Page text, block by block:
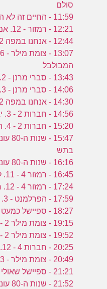
סולם
11:59 - החיים זה לא הכל 9 - 18. זה שיר פרידה
12:21 - רמזור - 12. אמא מחליפה
12:44 - אנחנו במפה 2 - 11. כדור עף
המבולבל
13:43 - סברי מרנן - 2. טעות ענקית
14:06 - סברי מרנן - 3. איציק השמח
14:30 - אנחנו במפה 2 - 12. כבוד הרב
14:56 - חברות 2 - 3. יאיר והחתיכים
15:20 - חברות 2 - 4. המגד של אבא
בתש
16:16 - שנות ה-80 עונה 3 - 2. תצא בחוץ
16:45 - רמזור 4 - 11. לקנות דירה
17:24 - רמזור 4 - 12. חפר מוציא תואר
17:59 - הפרלמנט - 3. טיול שורשים
18:27 - ספיישל כמעט שבת שלום
19:15 - צומת מילר 2 - 9. זיכרון בסלון
19:52 - צומת מילר 2 - 10. המורה מהדאנג'ן
20:25 - חברות 4 - 12. שברי את הטלוויזיה
20:49 - צומת מילר - 3. זו דרמה זו לא קומדיה
21:21 - ספיישל שאולי ואירנה א'
21:52 - שנות ה-80 עונה 3 - 3. מבצע משה